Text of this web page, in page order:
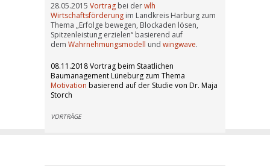
28.05.2015 Vortrag bei derwlh
Wirtschaftsförderung im Landkreis Harburg zum
Thema „Erfolge bewegen, Blockaden lösen,
Spitzenleistung erzielen“ basierend auf
dem Wahrnehmungsmodell und wingwave.
08.11.2018 Vortrag beim Staatlichen
Baumanagement Lüneburg zum Thema
Motivation basierend auf der Studie von Dr. Maja
Storch
VORTRÄGE